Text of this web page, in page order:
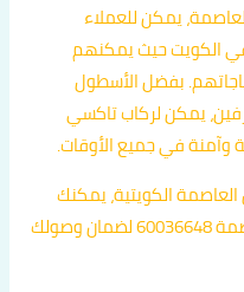
يمكن للعملاء
الكويت حيث يمكنهم
بفضل الأسطول
يمكن لركاب تاكسي
وآمنة في جميع الأوقات.
الكويتية، يمكنك
الاعتماد على رقم مكتب تاكسي العاصمة 60036648 لضمان وصولك